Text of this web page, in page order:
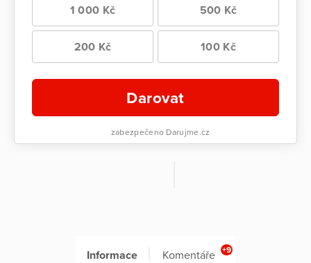
1 000 Kč 500 Kč
200 Kč 100 Kč
Darovat
zabezpečeno Darujme.cz
Informace Komentáře +9